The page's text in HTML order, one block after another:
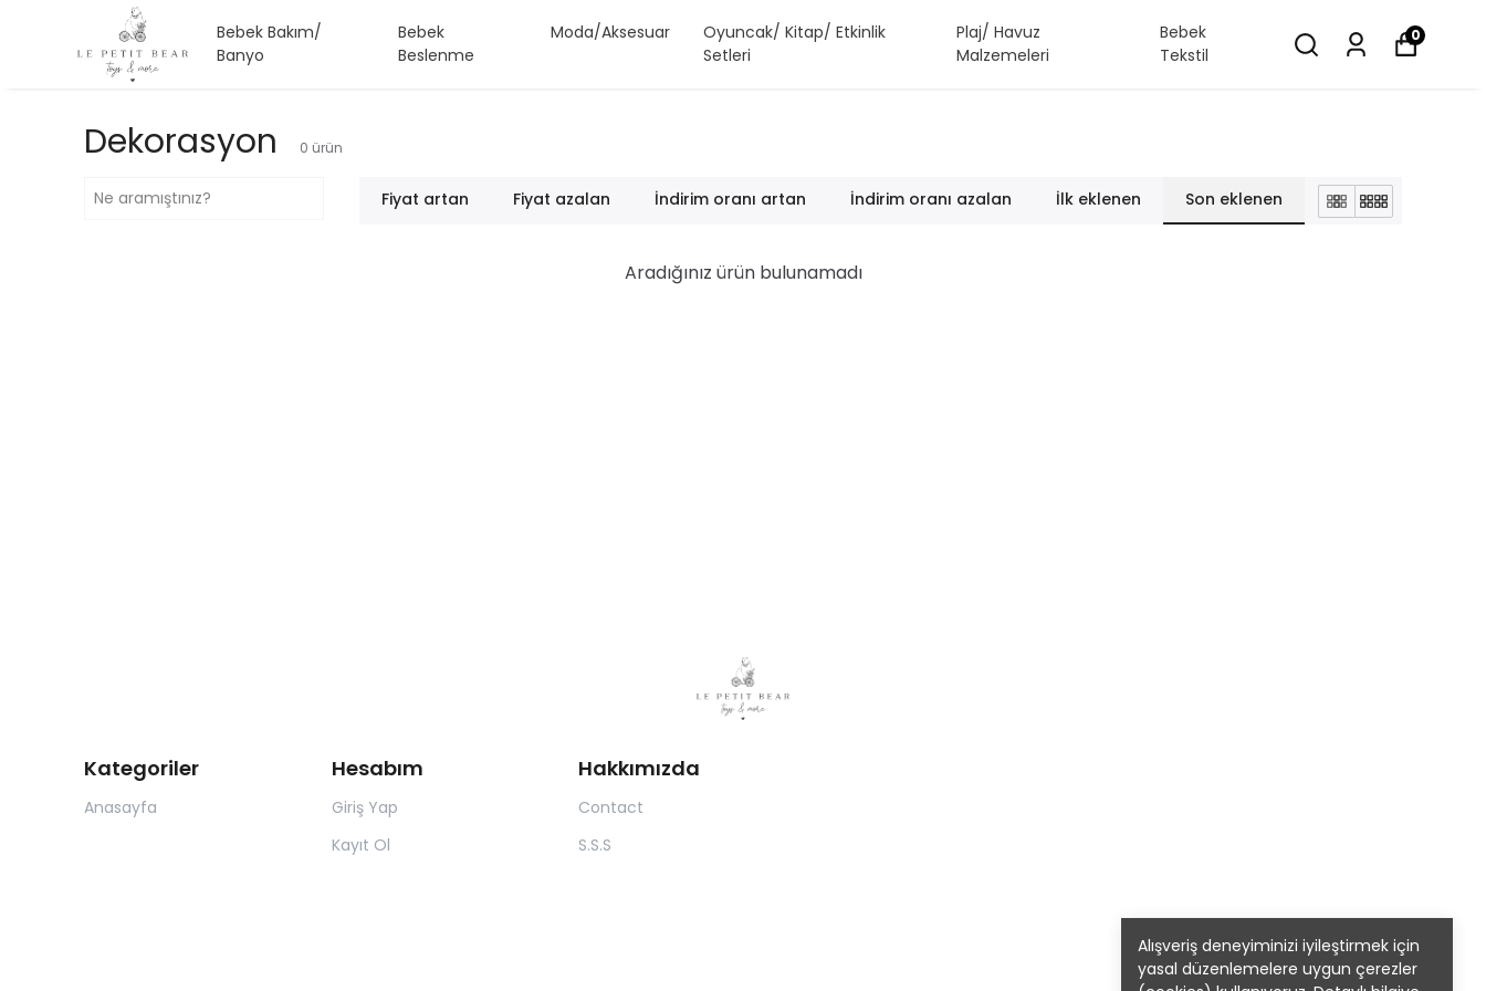
Bebek Bakım/
Banyo
Bebek
Beslenme
Moda/Aksesuar
Oyuncak/ Kitap/ Etkinlik
Setleri
Plaj/ Havuz
Malzemeleri
Bebek
Tekstil
0
Alışveriş deneyiminizi iyileştirmek için
yasal düzenlemelere uygun çerezler
Dekorasyon 0 ürün
Fiyat artan Fiyat azalan İndirim oranı artan İndirim oranı azalan İlk eklenen Son eklenen
Aradığınız ürün bulunamadı
Kategoriler
Anasayfa
Hesabım
Giriş Yap
Kayıt Ol
Hakkımızda
Contact
S.S.S